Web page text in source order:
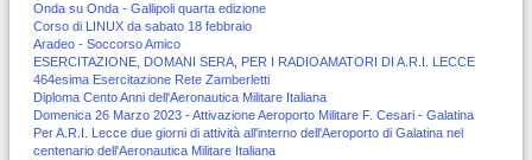
Onda su Onda - Gallipoli quarta edizione
Corso di LINUX da sabato 18 febbraio
Aradeo - Soccorso Amico
ESERCITAZIONE, DOMANI SERA, PER I RADIOAMATORI DI A.R.I. LECCE
464esima Esercitazione Rete Zamberletti
Diploma Cento Anni dell'Aeronautica Militare Italiana
Domenica 26 Marzo 2023 - Attivazione Aeroporto Militare F. Cesari - Galatina
Per A.R.I. Lecce due giorni di attività all'interno dell'Aeroporto di Galatina nel
centenario dell'Aeronautica Militare Italiana